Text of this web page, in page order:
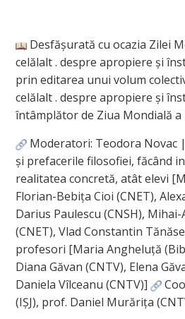
Desfășurată cu ocazia Zilei
celălalt . despre apropiere și
prin editarea unui volum
celălalt . despre apropiere și
întâmplător de Ziua Mondială
Moderatori: Teodora Novac
și prefacerile filosofiei, făcând
realitatea concretă, atât elevi
Florian-Bebița Cioi (CNET),
Darius Paulescu (CNSH),
(CNET), Vlad Constantin
profesori [Maria Angheluță
Diana Găvan (CNTV), Elena
Daniela Vîlceanu (CNTV)]
(IȘJ), prof. Daniel Murărița